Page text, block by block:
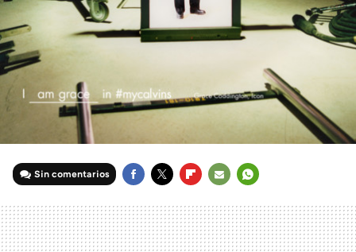
Sin comentarios
MAIL